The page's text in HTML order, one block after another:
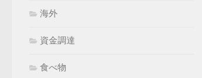
海外
資金調達
食べ物